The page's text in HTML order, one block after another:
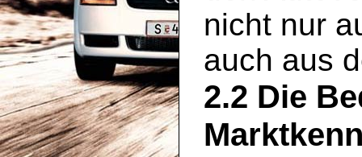
nicht nur
auch aus
2.2 Die